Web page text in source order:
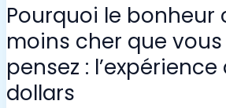
Pourquoi le bonheur
moins cher que vous
pensez :
dollars